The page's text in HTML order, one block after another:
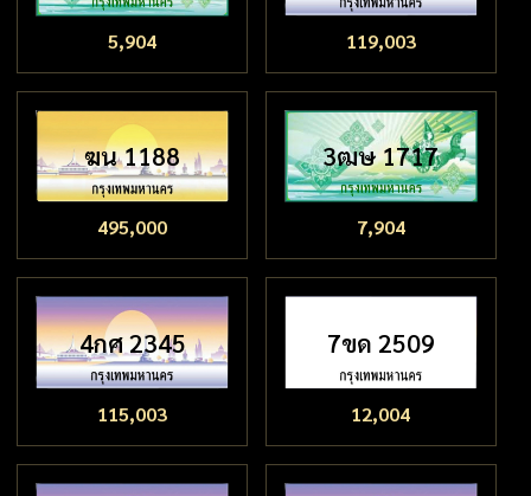
5,904 119,003
ฆน 1188
495,000
3ฒษ 1717
7,904
4กศ 2345
115,003
7ขด 2509
12,004